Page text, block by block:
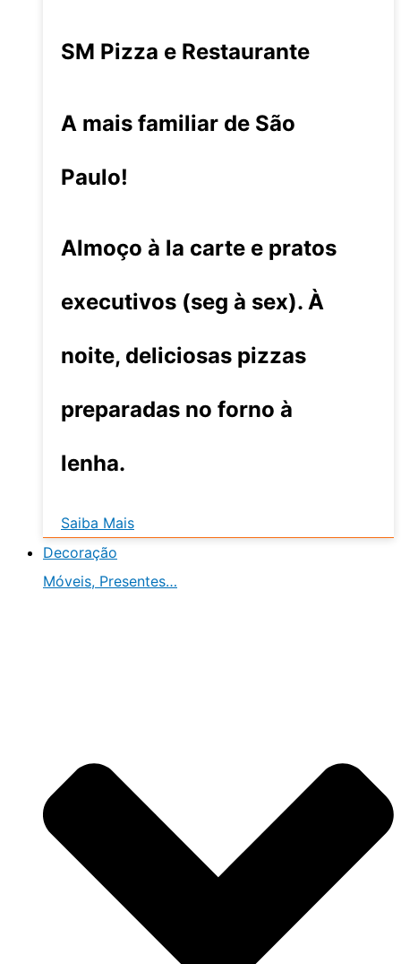
SM Pizza e Restaurante
A mais familiar de São
Paulo!
Almoço à la carte e pratos
executivos (seg à sex). À
noite, deliciosas pizzas
preparadas no forno à
lenha.
Saiba Mais
Decoração
Móveis, Presentes…